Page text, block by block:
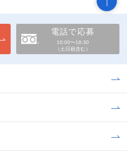
電話で応募
10:00〜18:30
（土日祝含む）